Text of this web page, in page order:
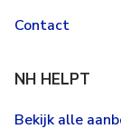
Contact
NH HELPT
Bekijk alle